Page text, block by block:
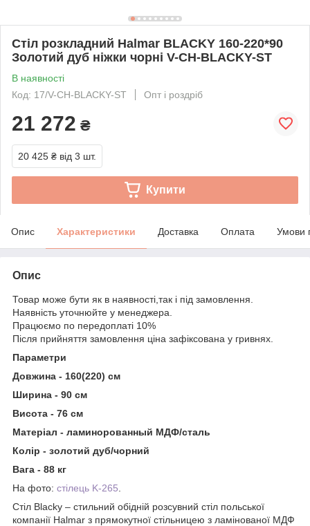
Стіл розкладний Halmar BLACKY 160-220*90
Золотий дуб ніжки чорні V-CH-BLACKY-ST
В наявності
Код: 17/V-CH-BLACKY-ST
Опт і роздріб
21 272 ₴
20 425 ₴ від 3 шт.
Купити
Опис Характеристики Доставка Оплата Умови
Опис
Товар може бути як в наявності,так і під замовлення.
Наявність уточнюйте у менеджера.
Працюємо по передоплаті 10%
Після прийняття замовлення ціна зафіксована у гривнях.
Параметри
Довжина - 160(220) см
Ширина - 90 см
Висота - 76 см
Матеріал - ламинорованный МДФ/сталь
Колір - золотий дуб/чорний
Вага - 88 кг
На фото: стілець K-265
Стіл Blacky – стильний обідній розсувний стіл польської
компанії Halmar з прямокутної стільницею з ламінованої МДФ